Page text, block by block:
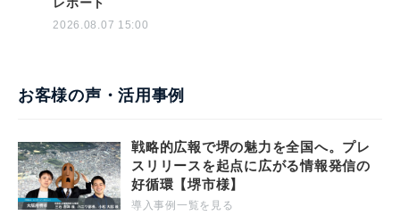
レポート
2026.08.07 15:00
お客様の声・活用事例
戦略的広報で堺の魅力を全国へ。プレ
スリリースを起点に広がる情報発信の
好循環【堺市様】
導入事例一覧を見る